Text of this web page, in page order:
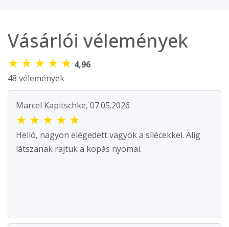
Vásárlói vélemények
★ ★ ★ ★ ★ 4,96
48 vélemények
Marcel Kapitschke, 07.05.2026
★ ★ ★ ★ ★
Helló, nagyon elégedett vagyok a sílécekkel. Alig
látszanak rajtuk a kopás nyomai.